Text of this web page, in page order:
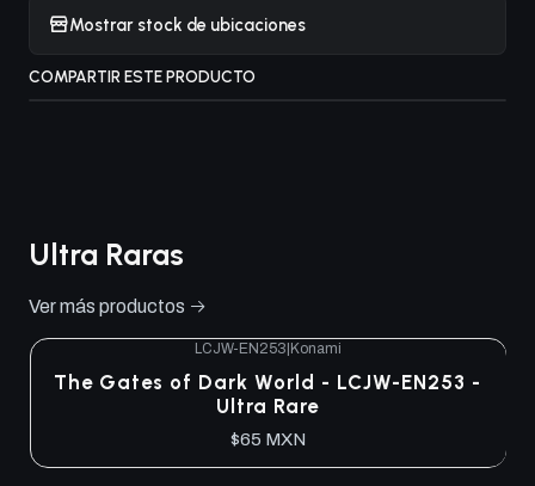
Mostrar stock de ubicaciones
COMPARTIR ESTE PRODUCTO
Ultra Raras
Ver más productos
LCJW-EN253 Konami
The Gates of Dark World - LCJW-EN253 -
Ultra Rare
$65 MXN